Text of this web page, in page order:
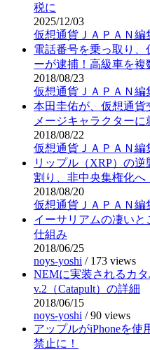
税に
2025/12/03
仮想通貨ＪＡＰＡＮ編
電話番号を乗っ取り、
ーが逮捕！高級車を複
2018/08/23
仮想通貨ＪＡＰＡＮ編
本田圭佑が、仮想通貨
メージキャラクターに
2018/08/22
仮想通貨ＪＡＰＡＮ編
リップル（XRP）の
割り、非中央集権化へ
2018/08/20
仮想通貨ＪＡＰＡＮ編
イーサリアムの凄い
仕組み
2018/06/25
noys-yoshi / 173 views
NEMに実装されるカ
v.2（Catapult）の詳細
2018/06/15
noys-yoshi /90 views
アップルがiPhoneを使
禁止に！